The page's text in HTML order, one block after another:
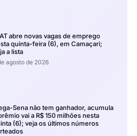
abre novas vagas de emprego
quinta-feira (6), em Camaçari;
a lista
agosto de 2026
Sena não tem ganhador, acumula
vai a R$ 150 milhões nesta
(6); veja os últimos números